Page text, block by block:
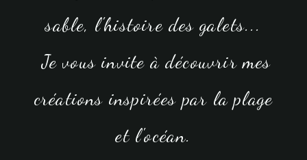
sable, l'histoire des galets...
Je vous invite à découvrir mes
créations inspirées par la plage
et l'océan.